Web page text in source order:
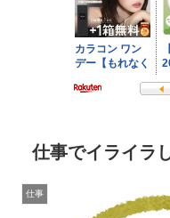
仕事でイライラ
仕事